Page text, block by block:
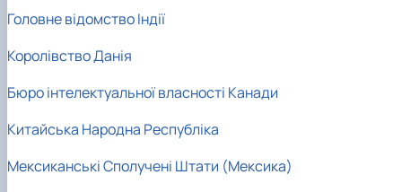
Головне відомство Індії
Королівство Данія
Бюро інтелектуальної власності Канади
Китайська Народна Республіка
Мексиканські Сполучені Штати (Мексика)